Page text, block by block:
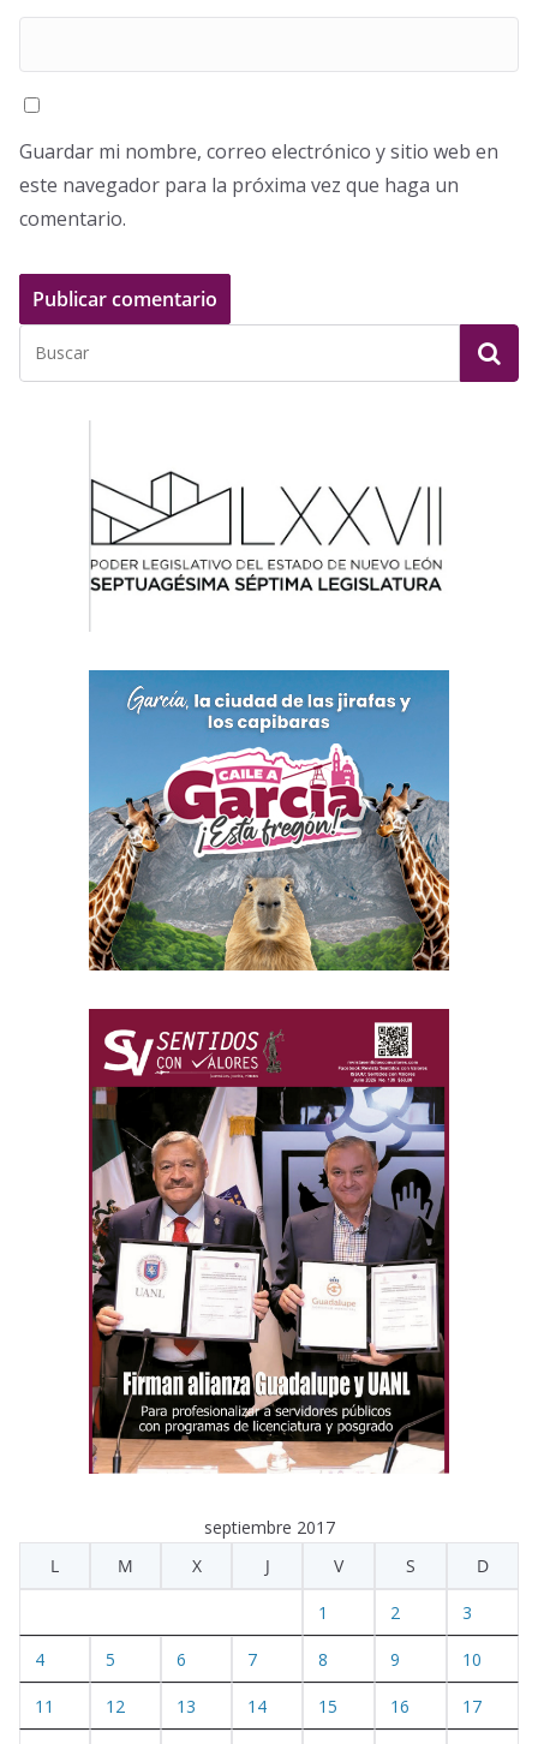
Guardar mi nombre, correo electrónico y sitio web en
este navegador para la próxima vez que haga un
comentario.
septiembre 2017
L
M X J V S D
1 2 3
4 5 6 7 8 9 10
11 12 13 14 15 16 17